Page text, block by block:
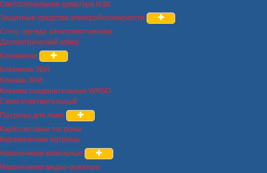
Светосигнальная арматура ИЭК
Защитные средства электробезопасности
Спец. одежда электромотажника
Диэлектрический ковер
Клеммники
Клеммник ЗВИ
Клемма ЗНИ
Клеммы соединительные WAGO
Сжим ответвительный
Патроны для ламп
Карболитовые патроны
Керамические патроны
Наконечники кабельные
Наконечники медно-луженые